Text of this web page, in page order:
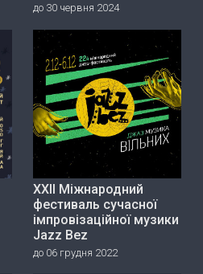
до 30 червня 2024
ХХІІ Міжнародний
фестиваль сучасної
імпровізаційної музики
Jazz Bez
до 06 грудня 2022